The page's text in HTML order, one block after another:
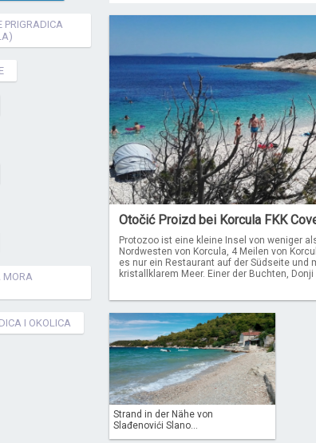
PRIGRADICA
MORA
I OKOLICA
Otočić Proizd bei Korcula FKK
Protozoo ist eine kleine Insel von weniger
Nordwesten von Korcula, 4 Meilen von
es nur ein Restaurant auf der Südseite und
kristallklarem Meer. Einer der Buchten, Donji
Strand in der Nähe von
Slađenovići Slano...